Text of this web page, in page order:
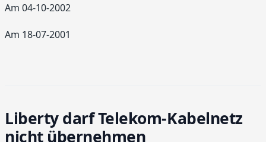
Am 04-10-2002
Am 18-07-2001
Liberty darf Telekom-Kabelnetz
nicht übernehmen